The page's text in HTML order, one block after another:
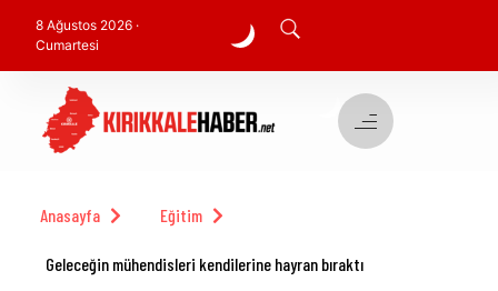
8 Ağustos 2026 ·
Cumartesi
Anasayfa Eğitim
Geleceğin mühendisleri kendilerine hayran bıraktı